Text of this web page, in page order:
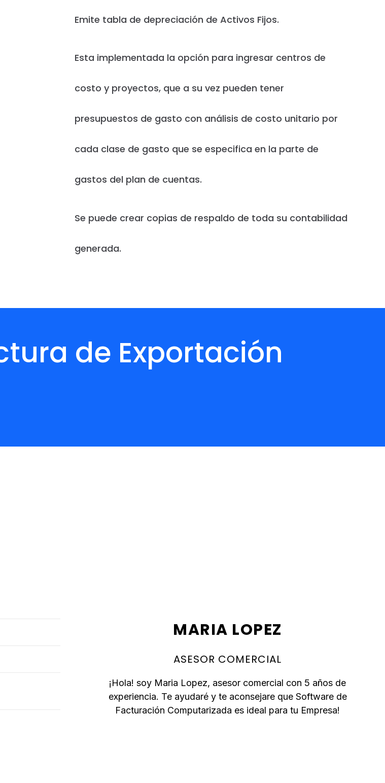
Emite tabla de depreciación de Activos Fijos.
Esta implementada la opción para ingresar centros de
costo y proyectos, que a su vez pueden tener
presupuestos de gasto con análisis de costo unitario por
cada clase de gasto que se especifica en la parte de
gastos del plan de cuentas.
Se puede crear copias de respaldo de toda su contabilidad
generada.
de Exportación
MARIA LOPEZ
ASESOR COMERCIAL
¡Hola! soy Maria Lopez, asesor comercial con 5 años de
experiencia. Te ayudaré y te aconsejare que Software de
Facturación Computarizada es ideal para tu Empresa!